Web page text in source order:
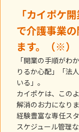
「カイポケ
で介護事業
ます。（※）
「開業の手順がわ
りるか心配」「法
いる」。
カイポケは、この
解消のお力になりま
経験豊富な専任ス
スケジュール管理